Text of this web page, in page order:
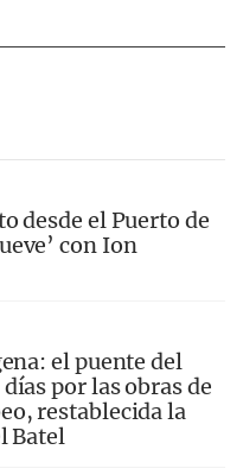
desde el Puerto de
con Ion
el puente del
por las obras de
restablecida la
Batel